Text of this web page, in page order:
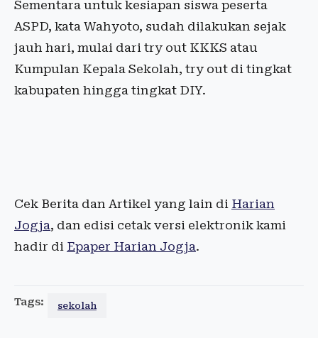
Sementara untuk kesiapan siswa peserta
ASPD, kata Wahyoto, sudah dilakukan sejak
jauh hari, mulai dari try out KKKS atau
Kumpulan Kepala Sekolah, try out di tingkat
kabupaten hingga tingkat DIY.
Cek Berita dan Artikel yang lain di Harian
Jogja, dan edisi cetak versi elektronik kami
hadir di Epaper Harian Jogja.
Tags: sekolah